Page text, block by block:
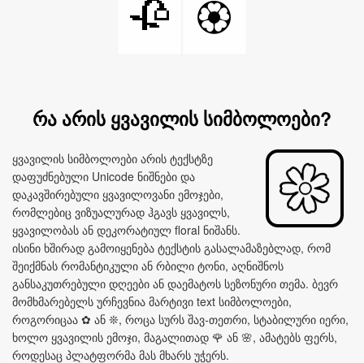
🥀
🏵️
რა არის ყვავილის სიმბოლოები?
ყვავილის სიმბოლოები არის ტექსტზე
დაფუძნებული Unicode ნიშნები და
დაკავშირებული ყვავილოვანი ემოჯები,
რომლებიც ვიზუალურად ჰგავს ყვავილს,
ყვავილობას ან დეკორატიულ floral ნიშანს.
ისინი ხშირად გამოიყენება ტექსტის გასალამაზებლად, რომ
შეიქმნას რომანტიკული ან რბილი ტონი, აღნიშნოს
განსაკუთრებული დღეები ან დაემატოს სეზონური თემა. ბევრ
მომხმარებელს ურჩევნია მარტივი text სიმბოლოები,
როგორიცაა ✿ ან ❊, როცა სურს შავ‑თეთრი, სტაბილური იერი,
ხოლო ყვავილის ემოჯი, მაგალითად 🌹 ან 🌸, ამატებს ფერს,
როდესაც პლატფორმა მას მხარს უჭერს.